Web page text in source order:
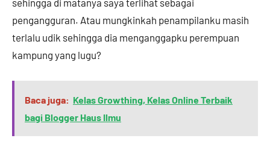
pengangguran. Atau mungkinkah penampilanku masih
terlalu udik sehingga dia menganggapku perempuan
kampung yang lugu?
Baca juga: Kelas Growthing, Kelas Online Terbaik
bagi Blogger Haus Ilmu